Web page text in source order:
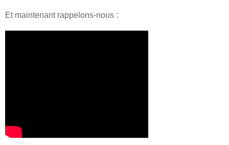
Et maintenant rappelons-nous :